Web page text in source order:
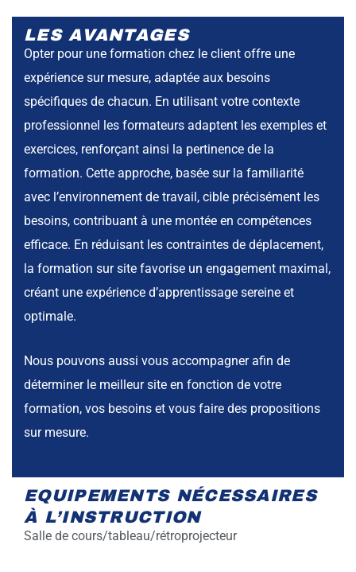
LES AVANTAGES
Opter pour une formation chez le client offre une
expérience sur mesure, adaptée aux besoins
spécifiques de chacun. En utilisant votre contexte
professionnel les formateurs adaptent les exemples et
exercices, renforçant ainsi la pertinence de la
formation. Cette approche, basée sur la familiarité
avec l’environnement de travail, cible précisément les
besoins, contribuant à une montée en compétences
efficace. En réduisant les contraintes de déplacement,
la formation sur site favorise un engagement maximal,
créant une expérience d’apprentissage sereine et
optimale.
Nous pouvons aussi vous accompagner afin de
déterminer le meilleur site en fonction de votre
formation, vos besoins et vous faire des propositions
sur mesure.
EQUIPEMENTS NÉCESSAIRES
À L’INSTRUCTION
Salle de cours/tableau/rétroprojecteur